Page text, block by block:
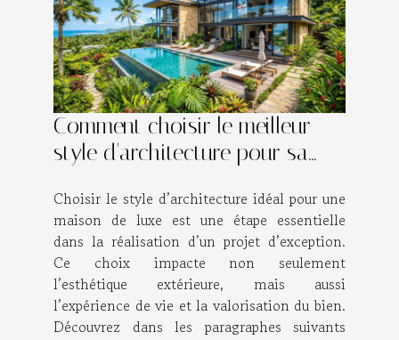
Comment choisir le meilleur
style d'architecture pour sa
Choisir le style d’architecture idéal pour une
maison de luxe est une étape essentielle
dans la réalisation d’un projet d’exception.
Ce choix impacte non seulement
l’esthétique extérieure, mais aussi
l’expérience de vie et la valorisation du bien.
Découvrez dans les paragraphes suivants